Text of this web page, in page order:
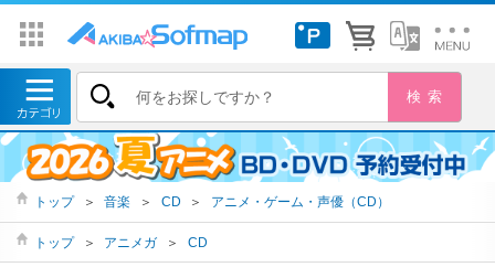
トップ ＞ 音楽 ＞ CD ＞ アニメ・ゲーム・声優（CD）
トップ ＞ アニメガ ＞ CD